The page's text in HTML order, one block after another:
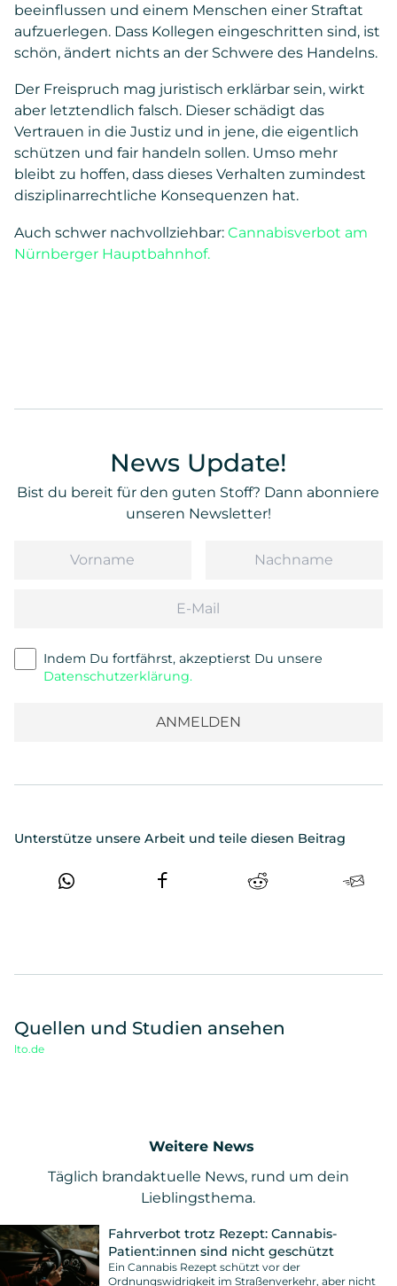
beeinflussen und einem Menschen einer Straftat
aufzuerlegen. Dass Kollegen eingeschritten sind, ist
schön, ändert nichts an der Schwere des Handelns.
Der Freispruch mag juristisch erklärbar sein, wirkt
aber letztendlich falsch. Dieser schädigt das
Vertrauen in die Justiz und in jene, die eigentlich
schützen und fair handeln sollen. Umso mehr
bleibt zu hoffen, dass dieses Verhalten zumindest
disziplinarrechtliche Konsequenzen hat.
Auch schwer nachvollziehbar: Cannabisverbot am
Nürnberger Hauptbahnhof.
News Update!
Bist du bereit für den guten Stoff? Dann abonniere
unseren Newsletter!
Indem Du fortfährst, akzeptierst Du unsere
Datenschutzerklärung.
Unterstütze unsere Arbeit und teile diesen Beitrag
Quellen und Studien ansehen
lto.de
Weitere News
Täglich brandaktuelle News, rund um dein
Lieblingsthema.
Fahrverbot trotz Rezept: Cannabis-
Patient:innen sind nicht geschützt
Ein Cannabis Rezept schützt vor der
Ordnungswidrigkeit im Straßenverkehr, aber nicht